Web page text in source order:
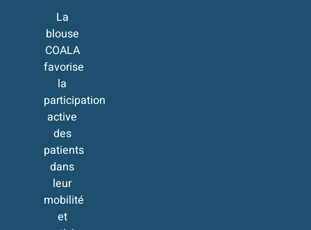
La
blouse
COALA
favorise
la
participation
active
des
patients
dans
leur
mobilité
et